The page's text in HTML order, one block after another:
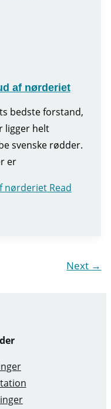
af nørderiet
bedste forstand,
ligger helt
svenske rødder.
er
nørderietRead
Next →